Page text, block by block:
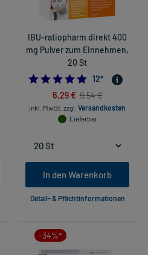
IBU-ratiopharm direkt 400
mg Pulver zum Einnehmen,
20 St
12*
6,29 € 9,54 €
inkl. MwSt. zzgl. Versandkosten
Lieferbar
In den Warenkorb
Detail- & Pflichtinformationen
-34%*